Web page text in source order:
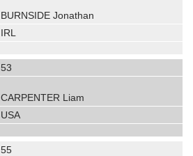
BURNSIDE Jonathan
IRL
53
CARPENTER Liam
USA
55